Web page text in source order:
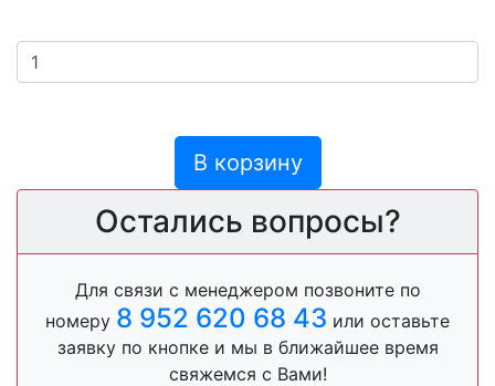
В корзину
Остались вопросы?
Для связи с менеджером позвоните по
номеру 8 952 620 68 43 или оставьте
заявку по кнопке и мы в ближайшее время
свяжемся с Вами!